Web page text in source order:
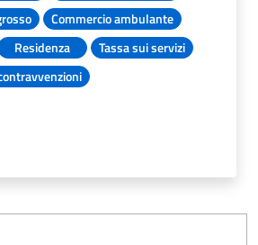
Commercio ambulante
Residenza
Tassa sui servizi